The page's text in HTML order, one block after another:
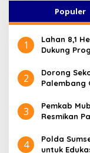
Populer
1
Lahan 8,1
Dukung
2
Dorong
Palembang
3
Pemkab
Resmikan
4
Polda
untuk